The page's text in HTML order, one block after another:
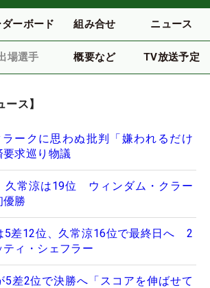
ダーボード 組み合せ ニュース
場選手 概要など TV放送予定
ース】
ークに思わぬ批判「嫌われるだけ
求巡り物議
久常涼は19位 ウィンダム・クラー
優勝
5差12位、久常涼16位で最終日へ 2
ィ・シェフラー
5差2位で決勝へ「スコアを伸ばせて